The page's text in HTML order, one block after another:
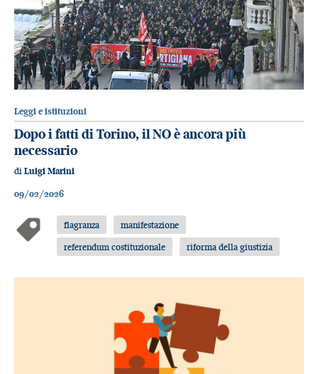
Leggi e istituzioni
Dopo i fatti di Torino, il NO è ancora più
necessario
di Luigi Marini
09/02/2026
flagranza
manifestazione
referendum costituzionale
riforma della giustizia